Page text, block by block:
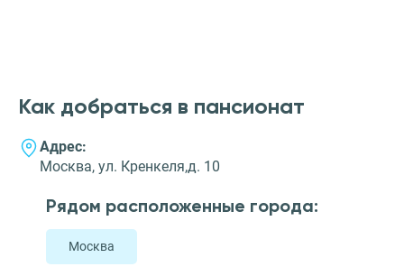
Как добраться в пансионат
Адрес:
Москва, ул. Кренкеля,д. 10
Рядом расположенные города:
Москва